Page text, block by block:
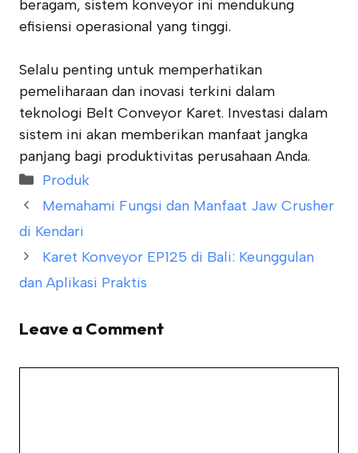
beragam, sistem konveyor ini mendukung
efisiensi operasional yang tinggi.
Selalu penting untuk memperhatikan
pemeliharaan dan inovasi terkini dalam
teknologi Belt Conveyor Karet. Investasi dalam
sistem ini akan memberikan manfaat jangka
panjang bagi produktivitas perusahaan Anda.
Categories
Produk
Memahami Fungsi dan Manfaat Jaw Crusher
di Kendari
Karet Konveyor EP125 di Bali: Keunggulan
dan Aplikasi Praktis
Leave a Comment